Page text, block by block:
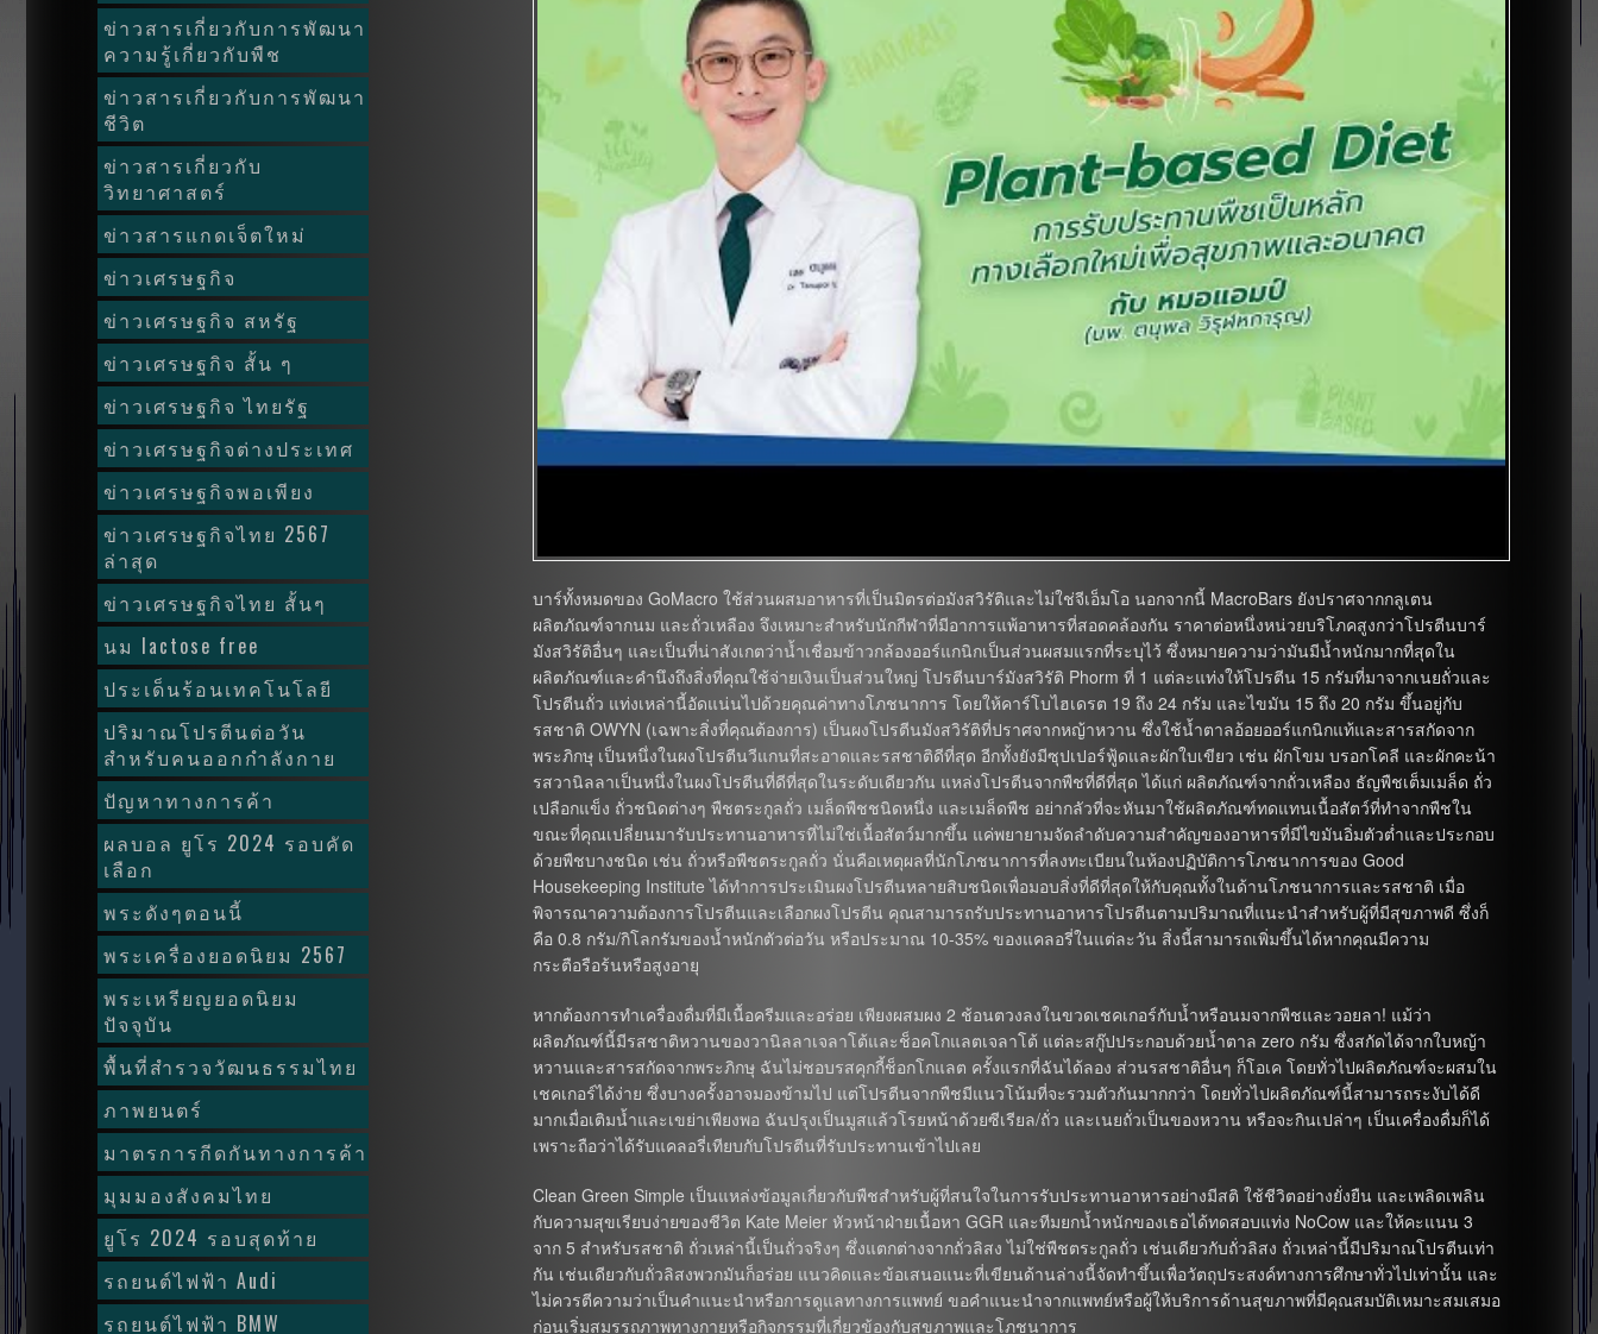
บาร์ทั้งหมดของ GoMacro ใช้ส่วนผสมอาหารที่เป็นมิตรต่อมังสวิรัติและไม่ใช่จีเอ็มโอ นอกจากนี้ MacroBars ยังปราศจากกลูเตน
ผลิตภัณฑ์จากนม และถั่วเหลือง จึงเหมาะสำหรับนักกีฬาที่มีอาการแพ้อาหารที่สอดคล้องกัน ราคาต่อหนึ่งหน่วยบริโภคสูงกว่าโปรตีนบาร์
มังสวิรัติอื่นๆ และเป็นที่น่าสังเกตว่าน้ำเชื่อมข้าวกล้องออร์แกนิกเป็นส่วนผสมแรกที่ระบุไว้ ซึ่งหมายความว่ามันมีน้ำหนักมากที่สุดใน
ผลิตภัณฑ์และคำนึงถึงสิ่งที่คุณใช้จ่ายเงินเป็นส่วนใหญ่ โปรตีนบาร์มังสวิรัติ Phorm ที่ 1 แต่ละแท่งให้โปรตีน 15 กรัมที่มาจากเนยถั่วและ
โปรตีนถั่ว แท่งเหล่านี้อัดแน่นไปด้วยคุณค่าทางโภชนาการ โดยให้คาร์โบไฮเดรต 19 ถึง 24 กรัม และไขมัน 15 ถึง 20 กรัม ขึ้นอยู่กับ
รสชาติ OWYN (เฉพาะสิ่งที่คุณต้องการ) เป็นผงโปรตีนมังสวิรัติที่ปราศจากหญ้าหวาน ซึ่งใช้น้ำตาลอ้อยออร์แกนิกแท้และสารสกัดจาก
พระภิกษุ เป็นหนึ่งในผงโปรตีนวีแกนที่สะอาดและรสชาติดีที่สุด อีกทั้งยังมีซุปเปอร์ฟู้ดและผักใบเขียว เช่น ผักโขม บรอกโคลี และผักคะน้า
รสวานิลลาเป็นหนึ่งในผงโปรตีนที่ดีที่สุดในระดับเดียวกัน แหล่งโปรตีนจากพืชที่ดีที่สุด ได้แก่ ผลิตภัณฑ์จากถั่วเหลือง ธัญพืชเต็มเมล็ด ถั่ว
เปลือกแข็ง ถั่วชนิดต่างๆ พืชตระกูลถั่ว เมล็ดพืชชนิดหนึ่ง และเมล็ดพืช อย่ากลัวที่จะหันมาใช้ผลิตภัณฑ์ทดแทนเนื้อสัตว์ที่ทำจากพืชใน
ขณะที่คุณเปลี่ยนมารับประทานอาหารที่ไม่ใช่เนื้อสัตว์มากขึ้น แค่พยายามจัดลำดับความสำคัญของอาหารที่มีไขมันอิ่มตัวต่ำและประกอบ
ด้วยพืชบางชนิด เช่น ถั่วหรือพืชตระกูลถั่ว นั่นคือเหตุผลที่นักโภชนาการที่ลงทะเบียนในห้องปฏิบัติการโภชนาการของ Good
Housekeeping Institute ได้ทำการประเมินผงโปรตีนหลายสิบชนิดเพื่อมอบสิ่งที่ดีที่สุดให้กับคุณทั้งในด้านโภชนาการและรสชาติ เมื่อ
พิจารณาความต้องการโปรตีนและเลือกผงโปรตีน คุณสามารถรับประทานอาหารโปรตีนตามปริมาณที่แนะนำสำหรับผู้ที่มีสุขภาพดี ซึ่งก็
คือ 0.8 กรัม/กิโลกรัมของน้ำหนักตัวต่อวัน หรือประมาณ 10-35% ของแคลอรี่ในแต่ละวัน สิ่งนี้สามารถเพิ่มขึ้นได้หากคุณมีความ
กระตือรือร้นหรือสูงอายุ
หากต้องการทำเครื่องดื่มที่มีเนื้อครีมและอร่อย เพียงผสมผง 2 ช้อนตวงลงในขวดเชคเกอร์กับน้ำหรือนมจากพืชและวอยลา! แม้ว่า
ผลิตภัณฑ์นี้มีรสชาติหวานของวานิลลาเจลาโต้และช็อคโกแลตเจลาโต้ แต่ละสกู๊ปประกอบด้วยน้ำตาล zero กรัม ซึ่งสกัดได้จากใบหญ้า
หวานและสารสกัดจากพระภิกษุ ฉันไม่ชอบรสคุกกี้ช็อกโกแลต ครั้งแรกที่ฉันได้ลอง ส่วนรสชาติอื่นๆ ก็โอเค โดยทั่วไปผลิตภัณฑ์จะผสมใน
เชคเกอร์ได้ง่าย ซึ่งบางครั้งอาจมองข้ามไป แต่โปรตีนจากพืชมีแนวโน้มที่จะรวมตัวกันมากกว่า โดยทั่วไปผลิตภัณฑ์นี้สามารถระงับได้ดี
มากเมื่อเติมน้ำและเขย่าเพียงพอ ฉันปรุงเป็นมูสแล้วโรยหน้าด้วยซีเรียล/ถั่ว และเนยถั่วเป็นของหวาน หรือจะกินเปล่าๆ เป็นเครื่องดื่มก็ได้
เพราะถือว่าได้รับแคลอรี่เทียบกับโปรตีนที่รับประทานเข้าไปเลย
Clean Green Simple เป็นแหล่งข้อมูลเกี่ยวกับพืชสำหรับผู้ที่สนใจในการรับประทานอาหารอย่างมีสติ ใช้ชีวิตอย่างยั่งยืน และเพลิดเพลิน
กับความสุขเรียบง่ายของชีวิต Kate Meier หัวหน้าฝ่ายเนื้อหา GGR และทีมยกน้ำหนักของเธอได้ทดสอบแท่ง NoCow และให้คะแนน 3
จาก 5 สำหรับรสชาติ ถั่วเหล่านี้เป็นถั่วจริงๆ ซึ่งแตกต่างจากถั่วลิสง ไม่ใช่พืชตระกูลถั่ว เช่นเดียวกับถั่วลิสง ถั่วเหล่านี้มีปริมาณโปรตีนเท่า
กัน เช่นเดียวกับถั่วลิสงพวกมันก็อร่อย แนวคิดและข้อเสนอแนะที่เขียนด้านล่างนี้จัดทำขึ้นเพื่อวัตถุประสงค์ทางการศึกษาทั่วไปเท่านั้น และ
ไม่ควรตีความว่าเป็นคำแนะนำหรือการดูแลทางการแพทย์ ขอคำแนะนำจากแพทย์หรือผู้ให้บริการด้านสุขภาพที่มีคุณสมบัติเหมาะสมเสมอ
ก่อนเริ่มสมรรถภาพทางกายหรือกิจกรรมที่เกี่ยวข้องกับสุขภาพและโภชนาการ
ข่าวสารเกี่ยวกับการพัฒนา
ความรู้เกี่ยวกับพืช
ข่าวสารเกี่ยวกับการพัฒนา
ชีวิต
ข่าวสารเกี่ยวกับ
วิทยาศาสตร์
ข่าวสารแกดเจ็ตใหม่
ข่าวเศรษฐกิจ
ข่าวเศรษฐกิจ สหรัฐ
ข่าวเศรษฐกิจ สั้น ๆ
ข่าวเศรษฐกิจ ไทยรัฐ
ข่าวเศรษฐกิจต่างประเทศ
ข่าวเศรษฐกิจพอเพียง
ข่าวเศรษฐกิจไทย 2567
ล่าสุด
ข่าวเศรษฐกิจไทย สั้นๆ
นม lactose free
ประเด็นร้อนเทคโนโลยี
ปริมาณโปรตีนต่อวัน
สำหรับคนออกกำลังกาย
ปัญหาทางการค้า
ผลบอล ยูโร 2024 รอบคัด
เลือก
พระดังๆตอนนี้
พระเครื่องยอดนิยม 2567
พระเหรียญยอดนิยม
ปัจจุบัน
พื้นที่สำรวจวัฒนธรรมไทย
ภาพยนตร์
มาตรการกีดกันทางการค้า
มุมมองสังคมไทย
ยูโร 2024 รอบสุดท้าย
รถยนต์ไฟฟ้า Audi
รถยนต์ไฟฟ้า BMW